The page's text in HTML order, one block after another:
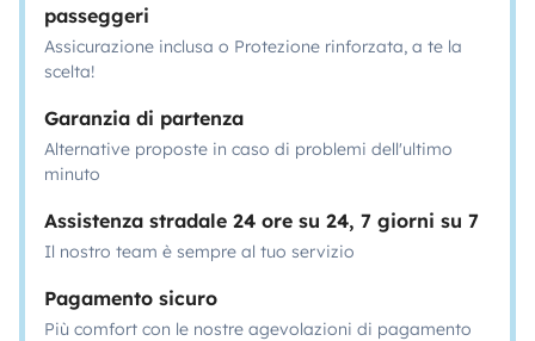
passeggeri
Assicurazione inclusa o Protezione rinforzata, a te la
scelta!
Garanzia di partenza
Alternative proposte in caso di problemi dell'ultimo
minuto
Assistenza stradale 24 ore su 24, 7 giorni su 7
Il nostro team è sempre al tuo servizio
Pagamento sicuro
Più comfort con le nostre agevolazioni di pagamento